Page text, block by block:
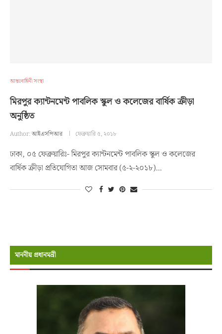
আন্তঃবাহিনী সংস্থা
মিরপুর ক্যান্টনমেন্ট পাবলিক স্কুল ও কলেজের বার্ষিক ক্রীড়া
অনুষ্ঠিত
Author:আইএসপিআর ফেব্রুয়ারি ৫, ২০১৮
ঢাকা, ০৫ ফেব্রুয়ারিঃ- মিরপুর ক্যান্টনমেন্ট পাবলিক স্কুল ও কলেজের
বার্ষিক ক্রীড়া প্রতিযোগিতা আজ সোমবার (৫-২-২০১৮)…
মাননীয় প্রধানমন্রী